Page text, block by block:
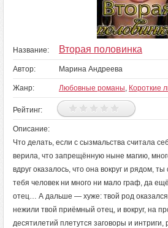
Название: Вторая половинка
Автор: Марина Андреева
Жанр: Любовные романы, Короткие
Рейтинг:
Описание:
Что делать, если с сызмальства считала
верила, что запрещённую ныне магию,
вдруг оказалось, что она вокруг и рядом,
тебя человек ни много ни мало граф, да
отец… А дальше — хуже: твой род
нежили твой приёмный отец, и вокруг, на
десятилетий плетутся заговоры и интриги,